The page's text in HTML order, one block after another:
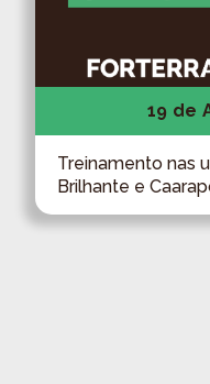
19 de
Treinamento nas
Brilhante e